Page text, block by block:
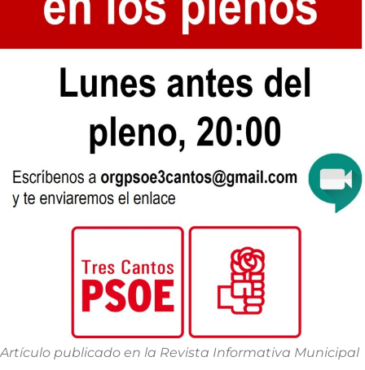
Artículo publicado en la Revista Informativa Municipal